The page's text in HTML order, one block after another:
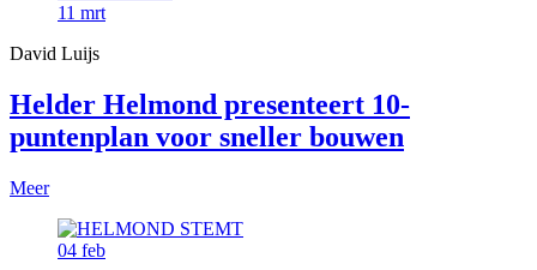
11 mrt
David Luijs
Helder Helmond presenteert 10-
puntenplan voor sneller bouwen
Meer
04 feb